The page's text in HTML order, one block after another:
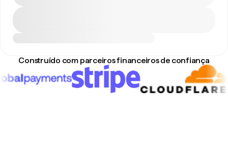
Construído com parceiros financeiros de confiança